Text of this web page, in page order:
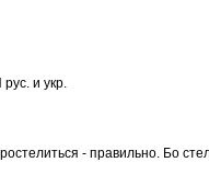
и укр.
- правильно. Бо